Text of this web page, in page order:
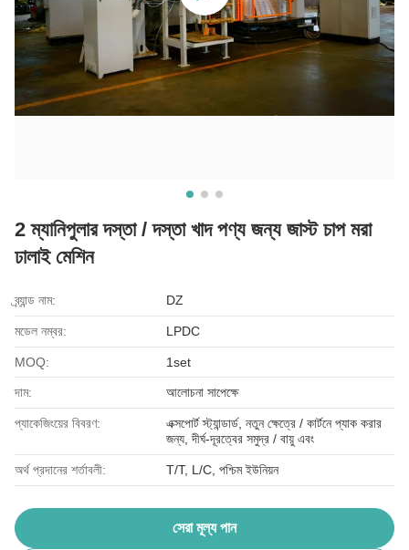
2 ম্যানিপুলার দস্তা / দস্তা খাদ পণ্য জন্য জাস্ট চাপ মরা
ঢালাই মেশিন
ব্র্যান্ড নাম: DZ
মডেল নম্বর: LPDC
MOQ: 1set
দাম: আলোচনা সাপেক্ষে
প্যাকেজিংয়ের বিবরণ:
এক্সপোর্ট স্ট্যান্ডার্ড, নতুন ক্ষেত্রে / কার্টনে প্যাক করার
জন্য, দীর্ঘ-দূরত্বের সমুদ্র / বায়ু এবং
অর্থ প্রদানের শর্তাবলী: T/T, L/C, পশ্চিম ইউনিয়ন
সেরা মূল্য পান